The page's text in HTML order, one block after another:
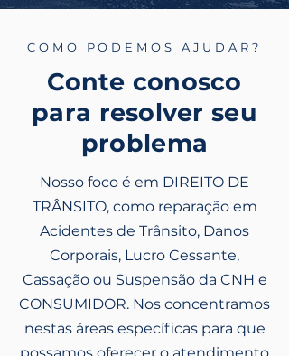
COMO PODEMOS AJUDAR?
Conte conosco
para resolver seu
problema
Nosso foco é em DIREITO DE
TRÂNSITO, como reparação em
Acidentes de Trânsito, Danos
Corporais, Lucro Cessante,
Cassação ou Suspensão da CNH e
CONSUMIDOR. Nos concentramos
nestas áreas específicas para que